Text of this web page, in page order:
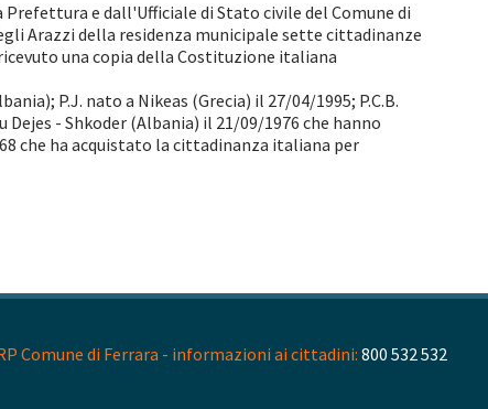
e dall'Ufficiale di Stato civile del Comune di
Arazzi della residenza municipale sette cittadinanze
una copia della Costituzione italiana
P.J. nato a Nikeas (Grecia) il 27/04/1995; P.C.B.
Dejes - Shkoder (Albania) il 21/09/1976 che hanno
che ha acquistato la cittadinanza italiana per
Comune di Ferrara - informazioni ai cittadini: 800 532 532